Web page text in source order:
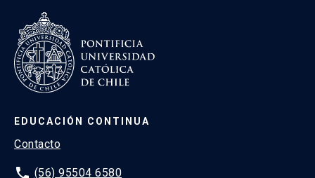
EDUCACIÓN CONTINUA
Contacto
phone (56) 95504 6580